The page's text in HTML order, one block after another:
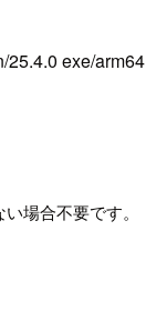
25.4.0 exe/arm64
場合不要です。